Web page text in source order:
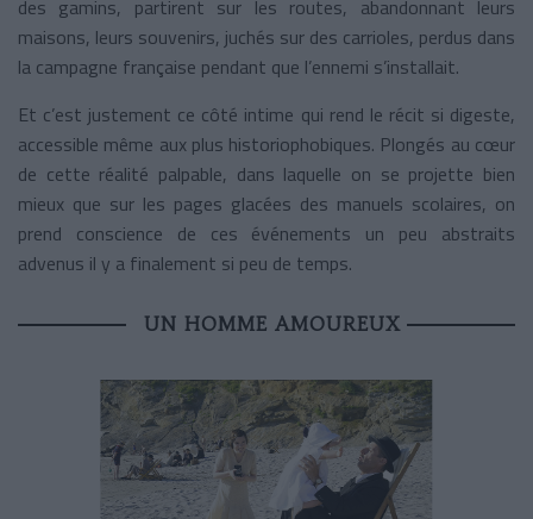
des gamins, partirent sur les routes, abandonnant leurs
maisons, leurs souvenirs, juchés sur des carrioles, perdus dans
la campagne française pendant que l’ennemi s’installait.
Et c’est justement ce côté intime qui rend le récit si digeste,
accessible même aux plus historiophobiques. Plongés au cœur
de cette réalité palpable, dans laquelle on se projette bien
mieux que sur les pages glacées des manuels scolaires, on
prend conscience de ces événements un peu abstraits
advenus il y a finalement si peu de temps.
UN HOMME AMOUREUX